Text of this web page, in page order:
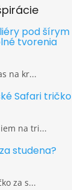
pod šírym
tvorenia
na kr...
Safari tričko
na tri...
studena?
za s...